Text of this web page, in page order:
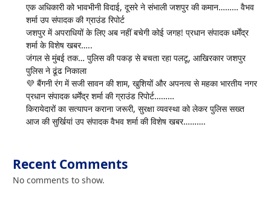
एक अधिकारी को भावभीनी विदाई, दूसरे ने संभाली जशपुर की कमान……… वैभव
शर्मा उप संपादक की ग्राउंड रिपोर्ट
जशपुर में अपराधियों के लिए अब नहीं बचेगी कोई जगह! प्रधान संपादक धर्मेंद्र
शर्मा के विशेष खबर…..
जंगल से मुंबई तक… पुलिस की पकड़ से बचता रहा पलटू, आखिरकार जशपुर
पुलिस ने ढूंढ निकाला
💜 बैंगनी रंग में सजी सावन की शाम, खुशियों और अपनत्व से महका भारतीय नगर
प्रधान संपादक धर्मेंद्र शर्मा की ग्राउंड रिपोर्ट………
किरायेदारों का सत्यापन कराना जरूरी, सुरक्षा व्यवस्था को लेकर पुलिस सख्त
आज की सुर्खियां उप संपादक वैभव शर्मा की विशेष खबर……….
Recent Comments
No comments to show.